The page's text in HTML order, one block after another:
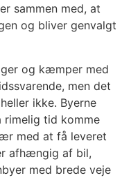
sammen med, at
og bliver genvalgt
og kæmper med
men det
ikke. Byerne
rimelig tid komme
med at få leveret
afhængig af bil,
med brede veje